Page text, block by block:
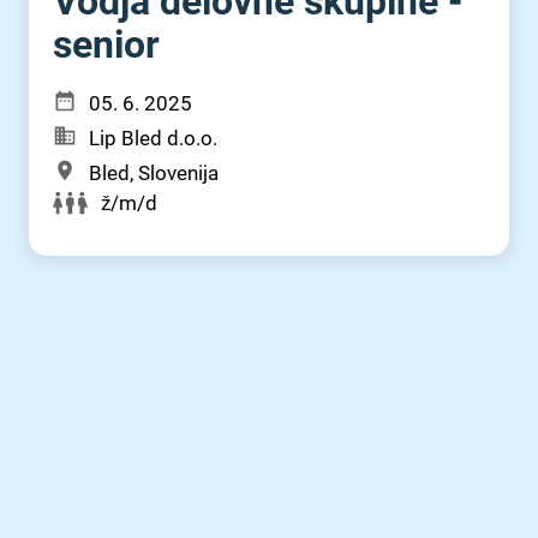
senior
05. 6. 2025
Lip Bled d.o.o.
Bled, Slovenija
ž/m/d